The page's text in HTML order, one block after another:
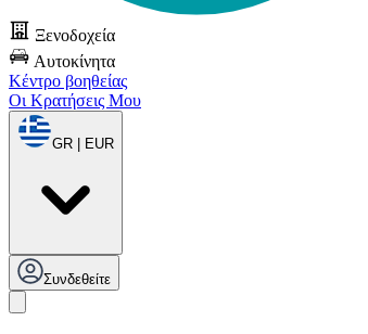
Ξενοδοχεία
Αυτοκίνητα
Κέντρο βοηθείας
Οι Κρατήσεις Μου
GR | EUR
Συνδεθείτε